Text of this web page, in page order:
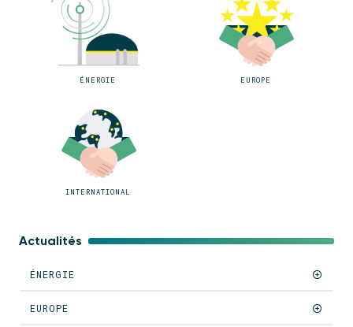
ÉNERGIE EUROPE
INTERNATIONAL
Actualités
ÉNERGIE
EUROPE